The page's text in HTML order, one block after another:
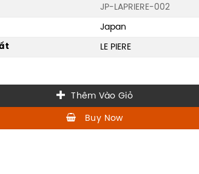
JP-LAPRIERE-002
Japan
LE PIERE
Thêm Vào Giỏ
Buy Now